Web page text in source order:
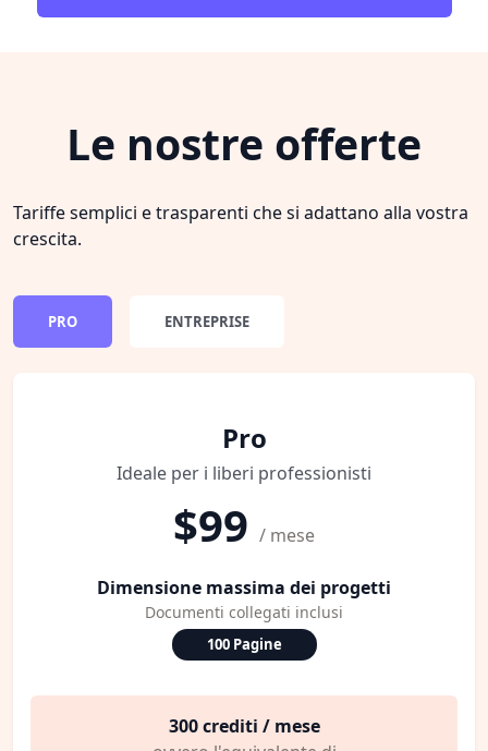
Le nostre offerte
Tariffe semplici e trasparenti che si adattano alla vostra
crescita.
PRO ENTREPRISE
Pro
Ideale per i liberi professionisti
$99 / mese
Dimensione massima dei progetti
Documenti collegati inclusi
100 Pagine
300 crediti / mese